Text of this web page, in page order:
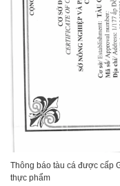
Thông báo tàu cá được cấp
thực phẩm